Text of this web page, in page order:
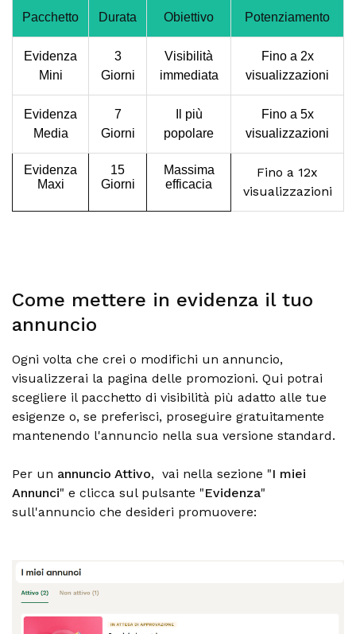
Pacchetto Durata Obiettivo Potenziamento
Evidenza
Mini
3
Giorni
Visibilità
immediata
Fino a 2x
visualizzazioni
Evidenza
Media
7
Giorni
Il più
popolare
Fino a 5x
visualizzazioni
Evidenza
Maxi
15
Giorni
Massima
efficacia
Fino a 12x
visualizzazioni
Come mettere in evidenza il tuo
annuncio
Ogni volta che crei o modifichi un annuncio,
visualizzerai la pagina delle promozioni. Qui potrai
scegliere il pacchetto di visibilità più adatto alle tue
esigenze o, se preferisci, proseguire gratuitamente
mantenendo l'annuncio nella sua versione standard.
Per un annuncio Attivo, vai nella sezione "I miei
Annunci" e clicca sul pulsante "Evidenza"
sull'annuncio che desideri promuovere: